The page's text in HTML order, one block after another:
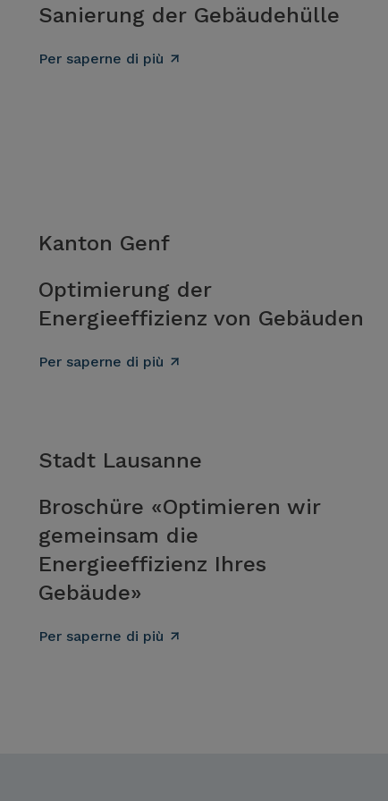
Sanierung der Gebäudehülle
Per saperne di più
Kanton Genf
Optimierung der
Energieeffizienz von Gebäuden
Per saperne di più
Stadt Lausanne
Broschüre «Optimieren wir
gemeinsam die
Energieeffizienz Ihres
Gebäude»
Per saperne di più